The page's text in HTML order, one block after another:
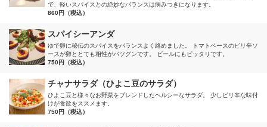
で、軽いスパイスとの絶妙なバランスは病みつきになります。
860円（税込）
スパイシーアンダ
ゆで卵に秘伝のスパイスをバランスよく絡めました。 トマトベースのピリ辛ソ
ースが卵ととても相性がバツグンです。 ビールにもピッタリです。
750円（税込）
チャナサラダ（ひよこ豆のサラダ）
ひよこ豆と様々なお野菜をブレンドしたヘルシーなサラダ。 少しピリ辛な味付
けが食欲をススメます。
750円（税込）